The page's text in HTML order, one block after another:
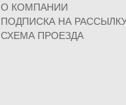
О КОМПАНИИ
ПОДПИСКА НА
СХЕМА ПРОЕЗДА